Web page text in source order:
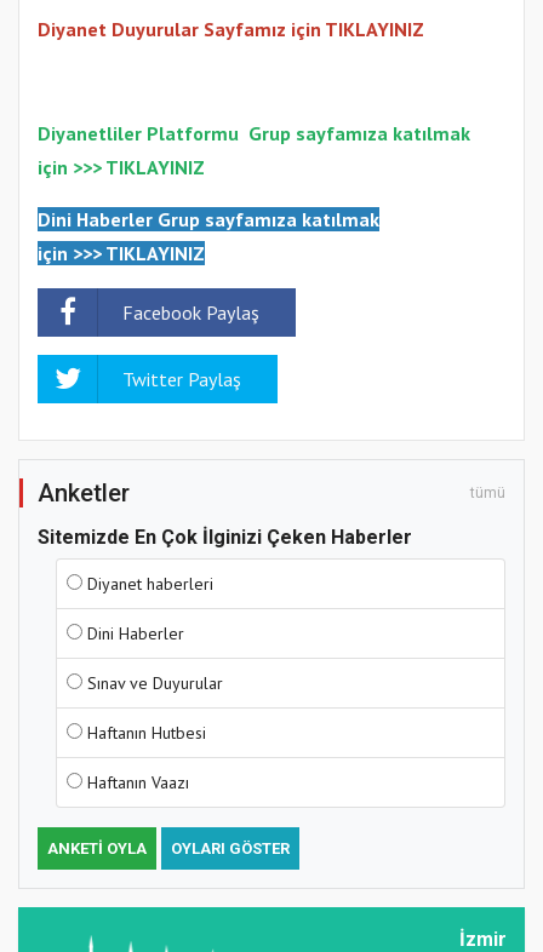
Diyanet Duyurular Sayfamız için TIKLAYINIZ
Diyanetliler Platformu Grup sayfamıza katılmak
için >>> TIKLAYINIZ
Dini Haberler Grup sayfamıza katılmak
için >>> TIKLAYINIZ
Facebook Paylaş
Twitter Paylaş
Anketler tümü
Sitemizde En Çok İlginizi Çeken Haberler
Diyanet haberleri
Dini Haberler
Sınav ve Duyurular
Haftanın Hutbesi
Haftanın Vaazı
ANKETI OYLA OYLARI GÖSTER
İzmir